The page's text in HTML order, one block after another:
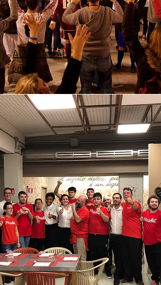
ALL in for ALL
2018